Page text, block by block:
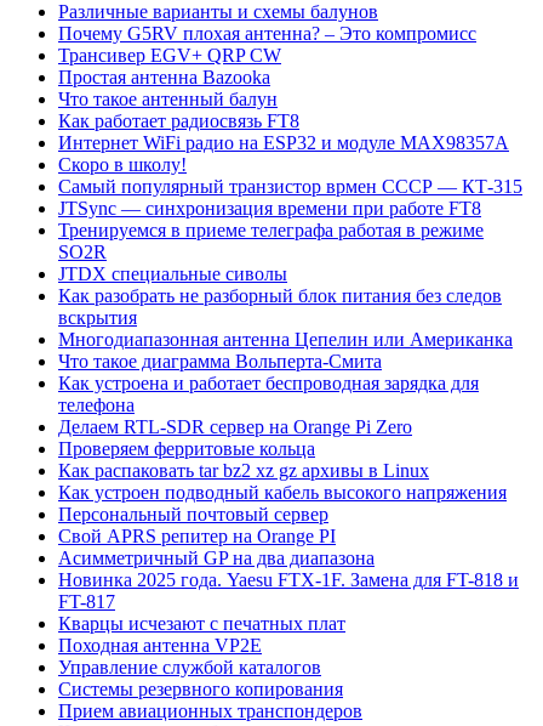
Различные варианты и схемы балунов
Почему G5RV плохая антенна? – Это компромисс
Трансивер EGV+ QRP CW
Простая антенна Bazooka
Что такое антенный балун
Как работает радиосвязь FT8
Интернет WiFi радио на ESP32 и модуле MAX98357A
Скоро в школу!
Самый популярный транзистор врмен СССР — КТ-315
JTSync — синхронизация времени при работе FT8
Тренируемся в приеме телеграфа работая в режиме
SO2R
JTDX специальные сиволы
Как разобрать не разборный блок питания без следов
вскрытия
Многодиапазонная антенна Цепелин или Американка
Что такое диаграмма Вольперта-Смита
Как устроена и работает беспроводная зарядка для
телефона
Делаем RTL-SDR сервер на Orange Pi Zero
Проверяем ферритовые кольца
Как распаковать tar bz2 xz gz архивы в Linux
Как устроен подводный кабель высокого напряжения
Персональный почтовый сервер
Свой APRS репитер на Orange PI
Асимметричный GP на два диапазона
Новинка 2025 года. Yaesu FTX-1F. Замена для FT-818 и
FT-817
Кварцы исчезают с печатных плат
Походная антенна VP2E
Управление службой каталогов
Системы резервного копирования
Прием авиационных транспондеров